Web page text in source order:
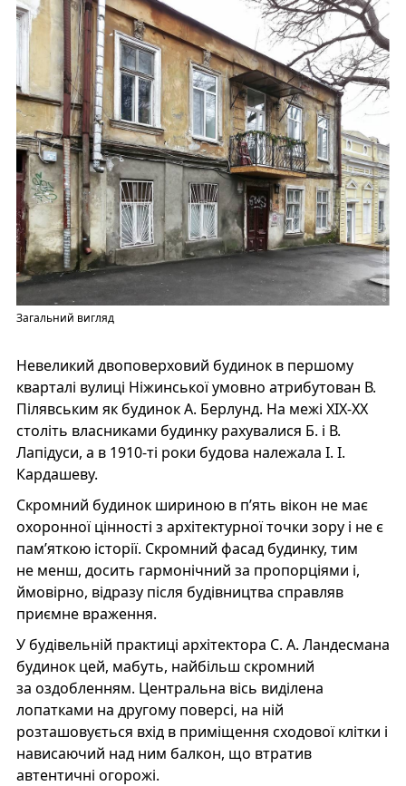
Загальний вигляд
Невеликий двоповерховий будинок в першому
кварталі вулиці Ніжинської умовно атрибутован В.
Пілявським як будинок А. Берлунд. На межі XIX-XX
століть власниками будинку рахувалися Б. і В.
Лапідуси, а в 1910-ті роки будова належала І. І.
Кардашеву.
Скромний будинок шириною в п’ять вікон не має
охоронної цінності з архітектурної точки зору і не є
пам’яткою історії. Скромний фасад будинку, тим
не менш, досить гармонічний за пропорціями і,
ймовірно, відразу після будівництва справляв
приємне враження.
У будівельній практиці архітектора С. А. Ландесмана
будинок цей, мабуть, найбільш скромний
за оздобленням. Центральна вісь виділена
лопатками на другому поверсі, на ній
розташовується вхід в приміщення сходової клітки і
нависаючий над ним балкон, що втратив
автентичні огорожі.